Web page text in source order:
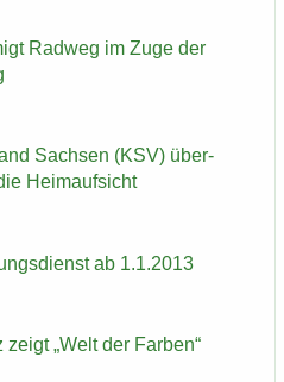
Rad­weg im Zuge der
Sach­sen (KSV) über­
Heim­auf­sicht
ab 1.1.2013
„Welt der Far­ben“